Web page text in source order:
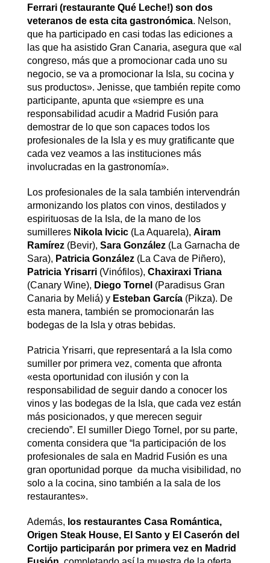
Ferrari (restaurante Qué Leche!) son dos
veteranos de esta cita gastronómica. Nelson,
que ha participado en casi todas las ediciones a
las que ha asistido Gran Canaria, asegura que «al
congreso, más que a promocionar cada uno su
negocio, se va a promocionar la Isla, su cocina y
sus productos». Jenisse, que también repite como
participante, apunta que «siempre es una
responsabilidad acudir a Madrid Fusión para
demostrar de lo que son capaces todos los
profesionales de la Isla y es muy gratificante que
cada vez veamos a las instituciones más
involucradas en la gastronomía».
Los profesionales de la sala también intervendrán
armonizando los platos con vinos, destilados y
espirituosas de la Isla, de la mano de los
sumilleres Nikola Ivicic(La Aquarela), Airam
Ramírez(Bevir), Sara González(La Garnacha de
Sara), Patricia González(La Cava de Piñero),
Patricia Yrisarri(Vinófilos), Chaxiraxi Triana
(Canary Wine), Diego Tornel (Paradisus Gran
Canaria by Meliá) y Esteban García(Pikza). De
esta manera, también se promocionarán las
bodegas de la Isla y otras bebidas.
Patricia Yrisarri, que representará a la Isla como
sumiller por primera vez, comenta que afronta
«esta oportunidad con ilusión y con la
responsabilidad de seguir dando a conocer los
vinos y las bodegas de la Isla, que cada vez están
más posicionados, y que merecen seguir
creciendo”. El sumiller Diego Tornel, por su parte,
comenta considera que “la participación de los
profesionales de sala en Madrid Fusión es una
gran oportunidad porque da mucha visibilidad, no
solo a la cocina, sino también a la sala de los
restaurantes».
Además, los restaurantes Casa Romántica,
Origen Steak House, El Santo y El Caserón del
Cortijo participarán por primera vez en Madrid